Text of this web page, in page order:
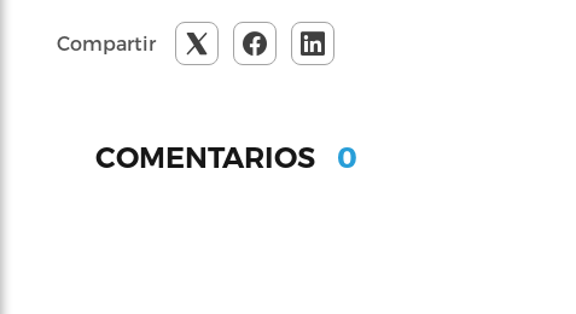
Compartir
COMENTARIOS 0